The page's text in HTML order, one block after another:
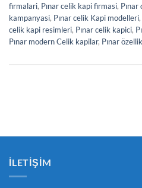
firmalari, Pınar celik kapi firmasi,
kampanyasi, Pınar celik Kapi modelleri,
celik kapi resimleri, Pınar celik kapici,
Pınar modern Celik kapilar, Pınar
İLETIŞIM